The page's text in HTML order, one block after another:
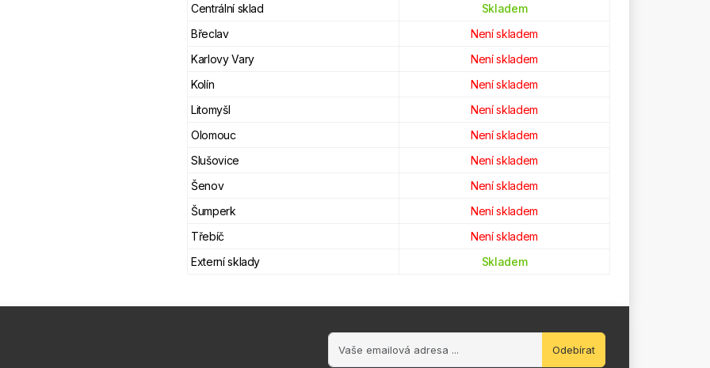
Centrální sklad
Skladem
Břeclav
Není skladem
Karlovy Vary
Není skladem
Kolín
Není skladem
Litomyšl
Není skladem
Olomouc
Není skladem
Slušovice
Není skladem
Šenov
Není skladem
Šumperk
Není skladem
Třebíč
Není skladem
Externí sklady
Skladem
Odebírat